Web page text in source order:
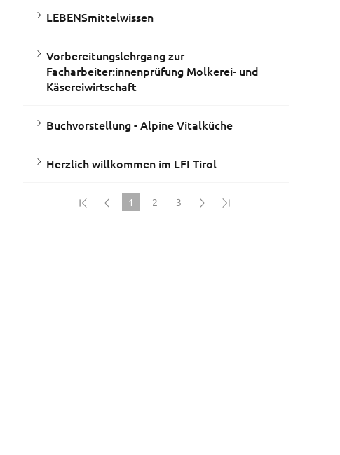
LEBENSmittelwissen
Vorbereitungslehrgang zur
Facharbeiter:innenprüfung Molkerei- und
Käsereiwirtschaft
Buchvorstellung - Alpine Vitalküche
Herzlich willkommen im LFI Tirol
1
2 3